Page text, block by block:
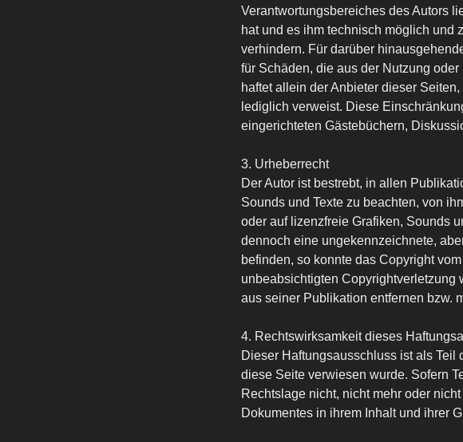
Verantwortungsbereiches des Autors
hat und es ihm technisch möglich und
verhindern. Für darüber
für Schäden, die aus der Nutzung
haftet allein der Anbieter dieser
lediglich verweist. Diese
eingerichteten Gästebüchern,
3. Urheberrecht
Der Autor ist bestrebt, in allen
Sounds und Texte zu beachten, von
oder auf lizenzfreie Grafiken, Sounds
dennoch eine ungekennzeichnete,
befinden, so konnte das Copyright
unbeabsichtigten Copyrightverletzung
aus seiner Publikation entfernen bzw.
4. Rechtswirksamkeit dieses
Dieser Haftungsausschluss ist als Teil
diese Seite verwiesen wurde. Sofern
Rechtslage nicht, nicht mehr oder
Dokumentes in ihrem Inhalt und ihrer